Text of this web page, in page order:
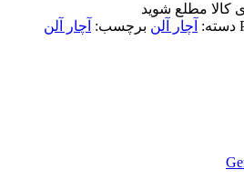
کالا مطلع شوید
دسته: آچار آلن برچسب: آچار آلن